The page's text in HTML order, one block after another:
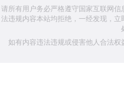
请所有用户务必严格遵守国家互联网
法违规内容本站均拒绝，一经发现，
如有内容违法违规或侵害他人合法权